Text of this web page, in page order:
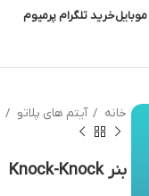
خرید تلگرام پرمیوم
خانه آیتم های پلاتو
بنر Knock-Knock